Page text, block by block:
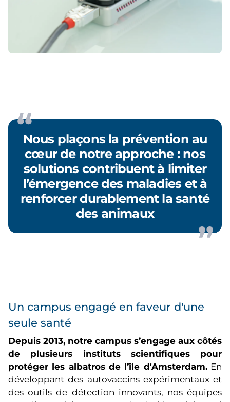
Nous plaçons la prévention au
cœur de notre approche : nos
solutions contribuent à limiter
l’émergence des maladies et à
renforcer durablement la santé
des animaux
Un campus engagé en faveur d'une
seule santé
Depuis 2013, notre campus s’engage aux côtés
de plusieurs instituts scientifiques pour
protéger les albatros de l’île d'Amsterdam.En
développant des autovaccins expérimentaux et
des outils de détection innovants, nos équipes